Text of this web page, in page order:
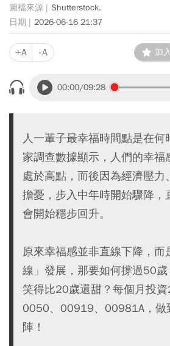
Shutterstock.
2026-06-16 21:37
+A -A 加
00:00/09:28
人一輩子最幸福時間點是在
家調查數據顯示，人們的幸
處於高點，而後因為經濟壓力
擔憂，步入中年時開始驟降，
會開始穩步回升。
原來幸福感並非直線下降，而
線」發展，那要如何撐過50
笑得比20歲還甜？每個月投
0050、00919、00981A，做
陣！